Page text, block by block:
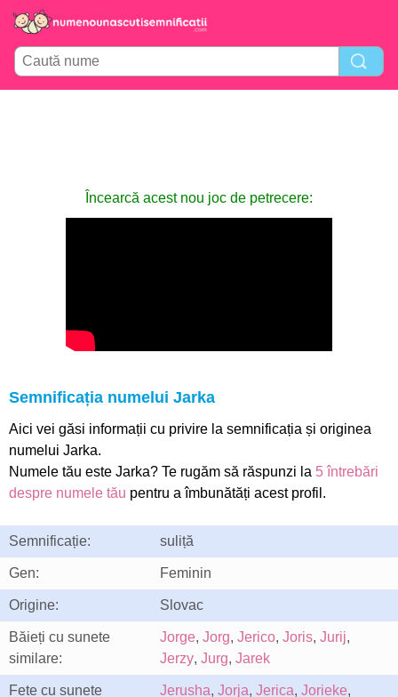
Încearcă acest nou joc de petrecere:
Semnificația numelui Jarka
Aici vei găsi informații cu privire la semnificația și originea
numelui Jarka.
Numele tău este Jarka? Te rugăm să răspunzi la 5 întrebări
despre numele tău pentru a îmbunătăți acest profil.
Semnificație: suliță
Gen: Feminin
Origine: Slovac
Băieți cu sunete
similare:
Jorge, Jorg, Jerico, Joris, Jurij,
Jerzy, Jurg, Jarek
Fete cu sunete
Jerusha, Jorja, Jerica, Jorieke,